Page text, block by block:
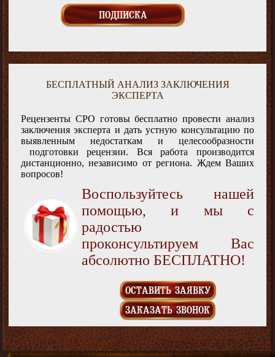
БЕСПЛАТНЫЙ АНАЛИЗ ЗАКЛЮЧЕНИЯ
ЭКСПЕРТА
Рецензенты СРО готовы бесплатно провести анализ
заключения эксперта и дать устную консультацию по
выявленным недостаткам и целесообразности
подготовки рецензии. Вся работа производится
дистанционно, независимо от региона. Ждем Ваших
вопросов!
Воспользуйтесь нашей
помощью, и мы с
радостью
проконсультируем Вас
абсолютно БЕСПЛАТНО!
ОСТАВИТЬ ЗАЯВКУ
ЗАКАЗАТЬ ЗВОНОК